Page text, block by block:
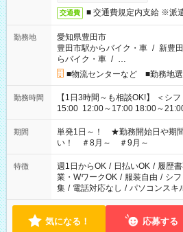
交通費 ■ 交通費規定内支給 ※派
勤務地
愛知県豊田市
豊田市駅からバイク・車 / 新豊
らバイク・車 / …
■物流センターなど ■勤務地
勤務時間
【1日3時間～も相談OK!】 ＜シフト例＞ 9:00～12:00 10:00～
15:00 12:00～17:00 18:00～21:00 など こちら以外
お気軽にご相談ください！
期間
単発1日～！ ★勤務開始日や期
い！ ＃8月～ ＃9月～
特徴 週1日からOK / 日払いOK / 履歴
業・WワークOK / 服装自由 / シ
集 / 電話対応なし / パソコンスキ
気になる！ 応募する